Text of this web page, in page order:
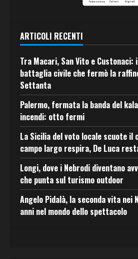
ARTICOLI RECENTI
Tra Macari, San Vito e Custonaci:
battaglia civile che fermò la
Settanta
Palermo, fermata la banda del
incendi: otto fermi
La Sicilia del voto locale scuote
campo largo respira, De Luca
Longi, dove i Nebrodi diventano
che punta sul turismo outdoor
Angelo Pidalà, la seconda vita nei
anni nel mondo dello spettacolo